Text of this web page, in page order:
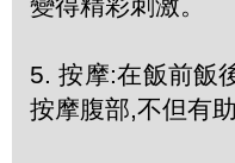
5. 按摩:在飯前飯
按摩腹部,不但有